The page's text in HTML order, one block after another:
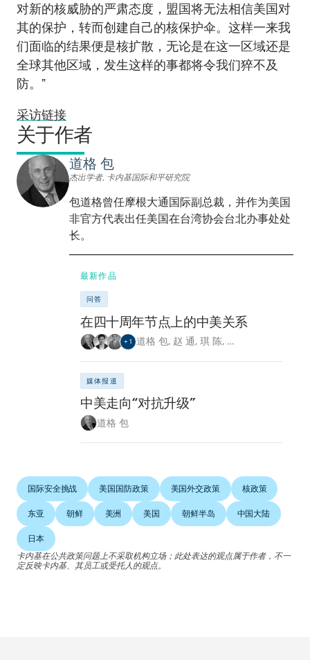
对新的核威胁的严肃态度，盟国将无法相信美国对
其的保护，转而创建自己的核保护伞。这样一来我
们面临的结果便是核扩散，无论是在这一区域还是
全球其他区域，发生这样的事都将令我们猝不及
防。”
采访链接
关于作者
道格 包
杰出学者, 卡内基国际和平研究院
包道格曾任摩根大通国际副总裁，并作为美国
非官方代表出任美国在台湾协会台北办事处处
长。
最新作品
问答
在四十周年节点上的中美关系
+ 1 道格 包, 赵 通, 琪 陈, …
媒体报道
中美走向“对抗升级”
道格 包
国际安全挑战 美国国防政策 美国外交政策 核政策
东亚 朝鲜 美洲 美国 朝鲜半岛 中国大陆
日本
卡内基在公共政策问题上不采取机构立场；此处表达的观点属于作者，不一
定反映卡内基、其员工或受托人的观点。